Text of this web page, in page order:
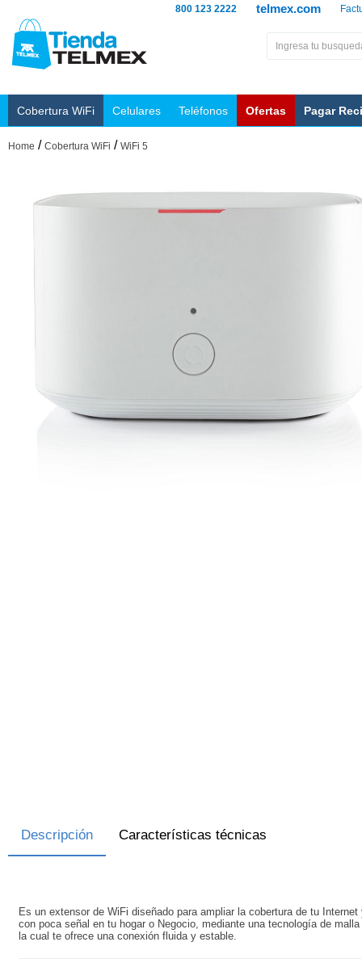
telmex.com
800 123 2222
Cobertura WiFi Celulares Teléfonos Ofertas Pagar
Home / Cobertura WiFi / WiFi 5
Descripción Características técnicas
Es un extensor de WiFi diseñado para ampliar la cobertura de tu
con poca señal en tu hogar o Negocio, mediante una tecnología de
la cual te ofrece una conexión fluida y estable.